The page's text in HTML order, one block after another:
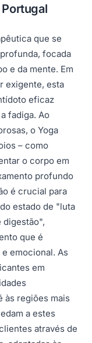
Portugal
que se
focada
e da mente. Em
exigente, esta
eficaz
fadiga. Ao
o Yoga
– como
o corpo em
profundo
é crucial para
estado de "luta
digestão",
que é
emocional. As
em
às regiões mais
a estes
através de